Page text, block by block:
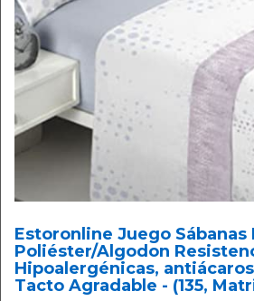
Estoronline Juego Sábanas
Poliéster/Algodon
Hipoalergénicas,
Tacto Agradable - (135,